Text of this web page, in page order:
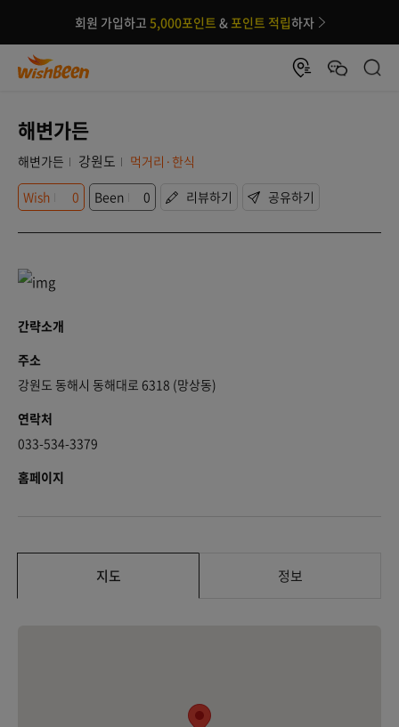
회원 가입하고 5,000포인트 &포인트 적립하자
해변가든
해변가든 강원도
먹거리·한식
Wish
0 Been 0 리뷰하기 공유하기
간략소개
주소
강원도 동해시 동해대로 6318 (망상동)
연락처
033-534-3379
홈페이지
지도 정보